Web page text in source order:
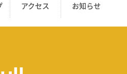
アクセス お知らせ